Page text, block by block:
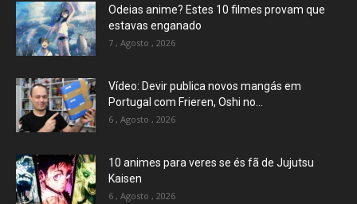
Odeias anime? Estes 10 filmes provam que
estavas enganado
7 , Agosto , 2026
Vídeo: Devir publica novos mangás em
Portugal com Frieren, Oshi no...
6 , Agosto , 2026
10 animes para veres se és fã de Jujutsu
Kaisen
6 , Agosto , 2026